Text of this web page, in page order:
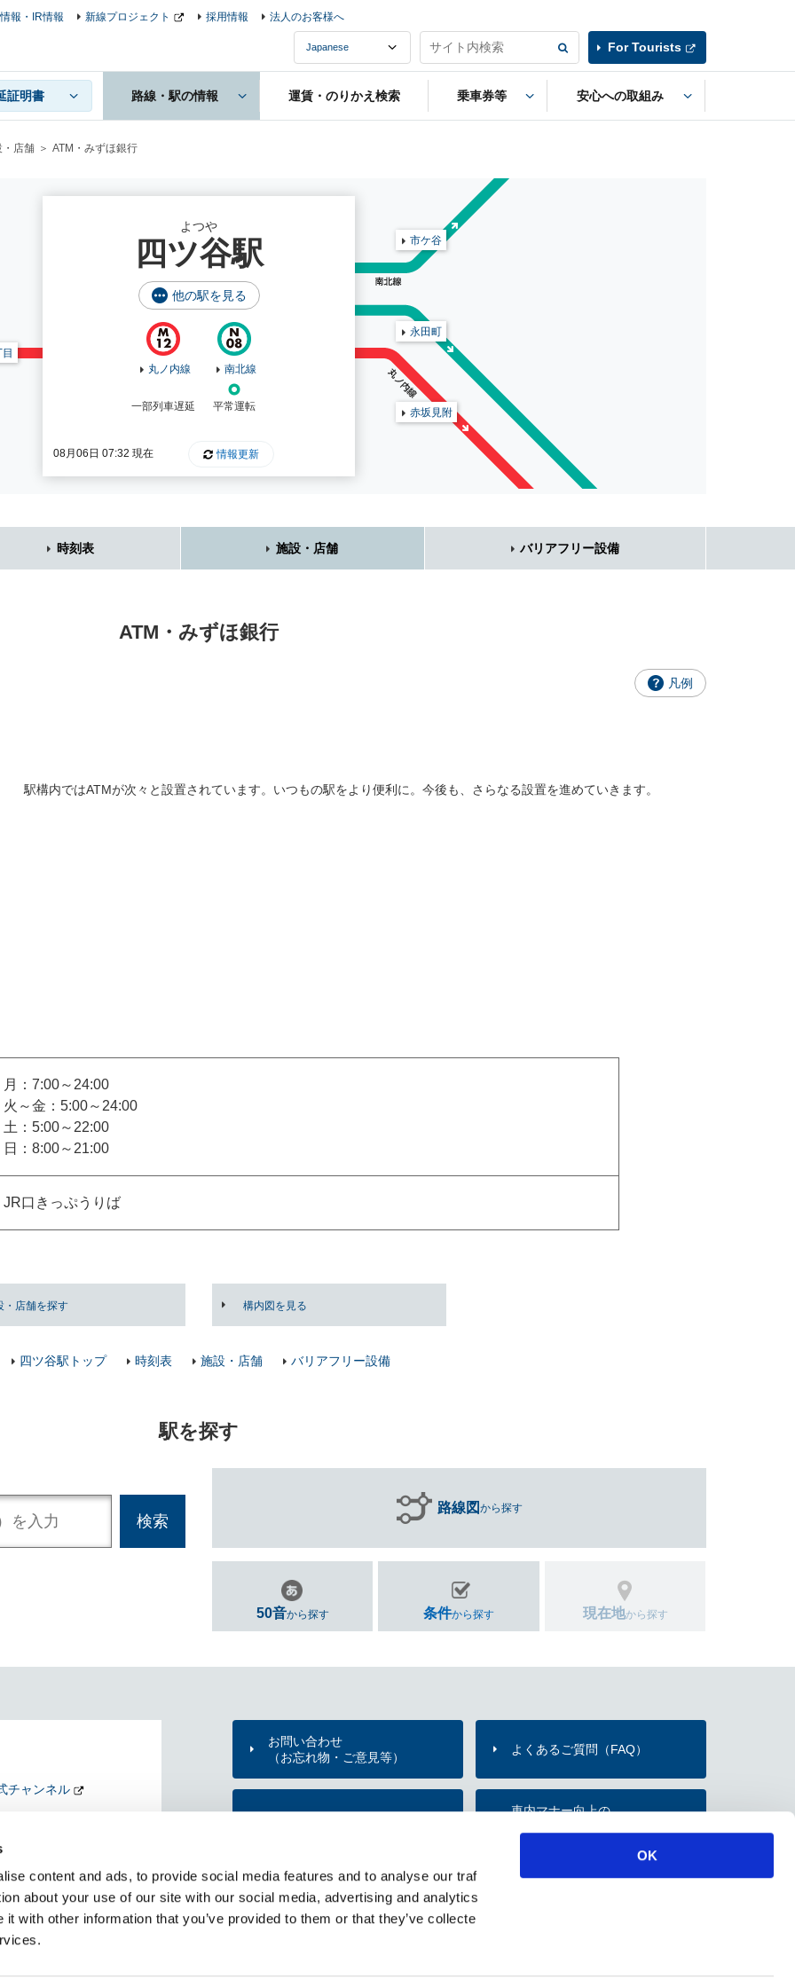
content and ads, to provide social media features and to analyse our traf
about your use of our site with our social media, advertising and analytics
with other information that you’ve provided to them or that they’ve collecte
OK
証明書 路線・駅の情報 運賃・のりかえ検索 乗車券等 安心への取組み
報・IR情報 新線プロジェクト 採用情報 法人のお客様へ
For Tourists
・店舗 ATM・みずほ銀行
よつや
四ツ谷駅
他の駅を見る
08月06日 07:32 現在 情報更新
丸ノ内線
一部列車遅延
南北線
平常運転 赤坂見附
永田町
市ケ谷
時刻表 施設・店舗 バリアフリー設備
ATM・みずほ銀行
凡例
駅構内ではATMが次々と設置されています。いつもの駅をより便利に。今後も、さらなる設置を進めていきます。
月：7:00～24:00
火～金：5:00～24:00
土：5:00～22:00
日：8:00～21:00
JR口きっぷうりば
・店舗を探す 構内図を見る
四ツ谷駅トップ 時刻表 施設・店舗 バリアフリー設備
駅を探す
路線図 から探す
50音から探す 条件から探す 現在地から探す
チャンネル
トニュー）
お問い合わせ
（お忘れ物・ご意見等）
よくあるご質問（FAQ）
車内マナー向上の
東京メトロ公式アプリのご紹介
RSS一覧 個人情報保護方針 サイトのご利用にあたって ソーシャルメディアポリシー